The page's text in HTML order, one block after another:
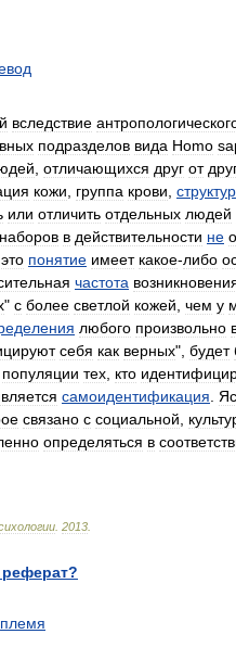
вследствие
подразделов вида Homo
отличающихся друг от
кожи группа крови
или отличить отдельных людей
наборов в действительности не
это понятие имеет какое-либо
частота
" с более светлой кожей чем у
любого произвольно
себя как верных", будет
популяции тех кто
самоидентификация
связано с социальной
определяться в
2013
племя